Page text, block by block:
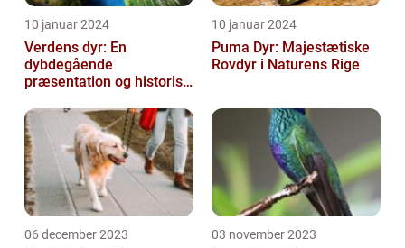
10 januar 2024
Verdens dyr: En
dybdegående
præsentation og historisk
10 januar 2024
Puma Dyr: Majestætiske
Rovdyr i Naturens Rige
06 december 2023 03 november 2023